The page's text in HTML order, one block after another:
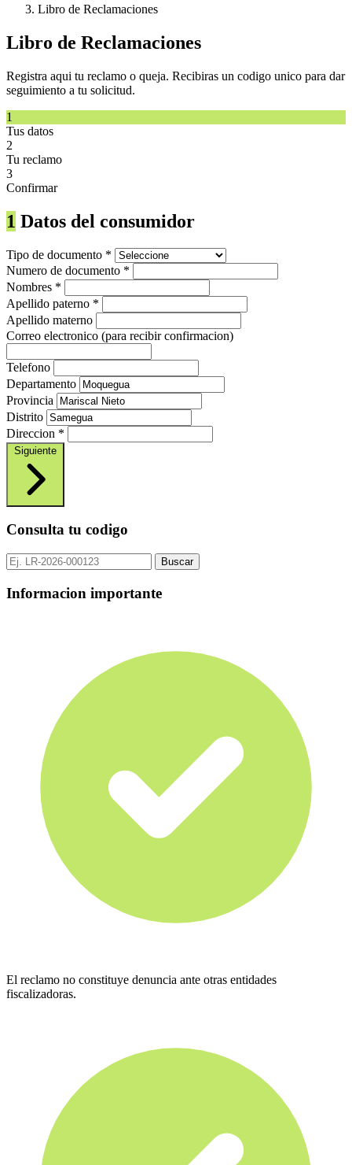
Libro de Reclamaciones
Libro de Reclamaciones
Registra aqui tu reclamo o queja. Recibiras un codigo unico para dar
seguimiento a tu solicitud.
1
Tus datos
2
Tu reclamo
3
Confirmar
1 Datos del consumidor
Tipo de documento *
Numero de documento *
Nombres *
Apellido paterno *
Apellido materno
Correo electronico (para recibir confirmacion)
Telefono
Departamento
Provincia
Distrito
Direccion *
Siguiente
Consulta tu codigo
Buscar
Informacion importante
El reclamo no constituye denuncia ante otras entidades
fiscalizadoras.